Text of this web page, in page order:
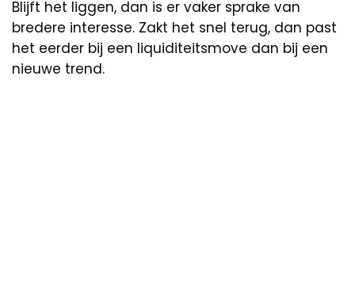
Blijft het liggen, dan is er vaker sprake van
bredere interesse. Zakt het snel terug, dan past
het eerder bij een liquiditeitsmove dan bij een
nieuwe trend.